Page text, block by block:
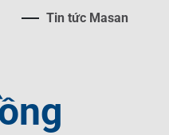
Tin tức Masan